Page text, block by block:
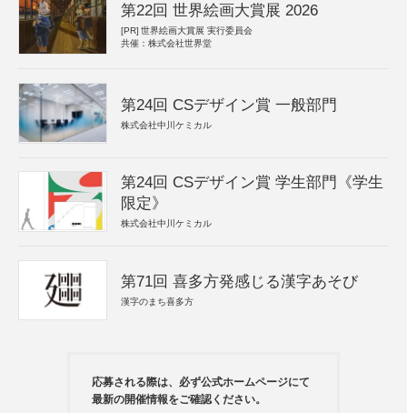
第22回 世界絵画大賞展 2026
[PR] 世界絵画大賞展 実行委員会
共催：株式会社世界堂
第24回 CSデザイン賞 一般部門
株式会社中川ケミカル
第24回 CSデザイン賞 学生部門《学生
限定》
株式会社中川ケミカル
第71回 喜多方発感じる漢字あそび
漢字のまち喜多方
応募される際は、必ず公式ホームページにて
最新の開催情報をご確認ください。